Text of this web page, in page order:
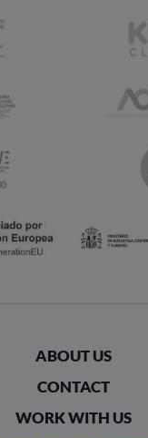
ABOUT US
CONTACT
WORK WITH US